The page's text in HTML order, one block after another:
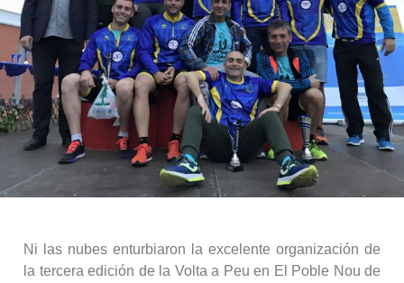
Ni las nubes enturbiaron la excelente organización de
la tercera edición de la Volta a Peu en El Poble Nou de